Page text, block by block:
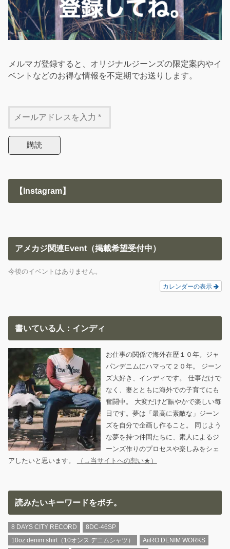
メルマガ登録すると、オリジナルジーンズの限定案内やイ
ベントなどのお得な情報を不定期でお送りします。
【Instagram】
アメカジ関連Event（掲載希望受付中）
今後のイベントはありません。
カレンダーの表示
書いている人：インディ
お仕事の関係で海外在歴１０年。ジャ
パンデニムにハマって２０年。 ジーン
ズ大好き、インディです。 仕事だけで
なく、妻とともに海外での子育てにも
奮闘中。 大変だけど賑やかで楽しい毎
日です。夢は「最高に素敵な」ジーン
ズを自分で企画し作ること。 同じよう
な夢を持つ仲間たちに、素人によるジ
ーンズ作りのプロセスや楽しみをシェ
アしたいと思います。
（→当サイトへの想い★）
読みたいキーワードをポチ。
8 DAYS CITY RECORD
8DC-46SP
10oz denim shirt（10オンス デニムシャツ）
AiiRO DENIM WORKS